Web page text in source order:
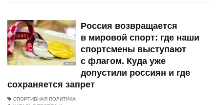
Россия возвращается
в мировой спорт: где наши
спортсмены выступают
с флагом. Куда уже
допустили россиян и где
сохраняется запрет
СПОРТИВНАЯ ПОЛИТИКА